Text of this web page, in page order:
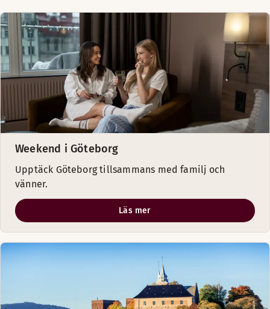
Weekend i Göteborg
Upptäck Göteborg tillsammans med familj och
vänner.
Läs mer